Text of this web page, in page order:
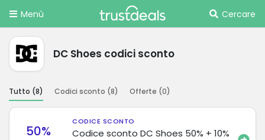
Menù Cercare
DC Shoes codici sconto
Tutto (8) Codici sconto (8) Offerte (0)
50%
CODICE SCONTO
Codice sconto DC Shoes 50% + 10%